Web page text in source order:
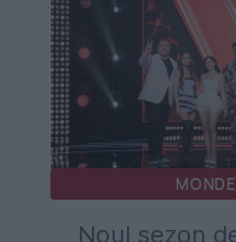
Noul sezon